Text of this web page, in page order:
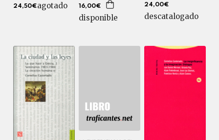
24,50€agotado 16,00€
disponible
24,00€
descatalogado